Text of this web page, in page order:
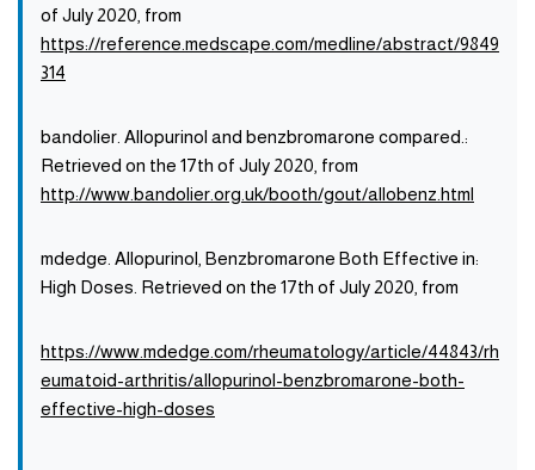
of July 2020, from
https://reference.medscape.com/medline/abstract/9849
314
:bandolier. Allopurinol and benzbromarone compared.
Retrieved on the 17th of July 2020, from
http://www.bandolier.org.uk/booth/gout/allobenz.html
:mdedge. Allopurinol, Benzbromarone Both Effective in
High Doses. Retrieved on the 17th of July 2020, from
https://www.mdedge.com/rheumatology/article/44843/rh
eumatoid-arthritis/allopurinol-benzbromarone-both-
effective-high-doses